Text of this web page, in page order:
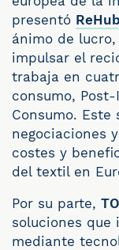
presentó
ánimo de
impulsar el
trabaja en
consumo,
Consumo.
negociaciones
costes y
del textil en
Por su parte,
soluciones que
mediante